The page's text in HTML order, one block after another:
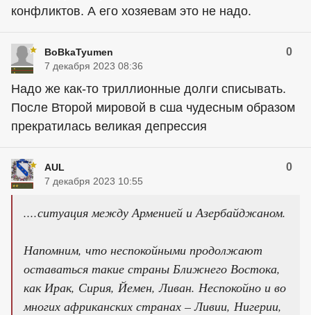
конфликтов. А его хозяевам это не надо.
BoBkaTyumen 0
7 декабря 2023 08:36
Надо же как-то триллионные долги списывать.
После Второй мировой в сша чудесным образом
прекратилась великая депрессия
AUL 0
7 декабря 2023 10:55
....ситуация между Арменией и Азербайджаном.
Напомним, что неспокойными продолжают
оставаться такие страны Ближнего Востока,
как Ирак, Сирия, Йемен, Ливан. Неспокойно и во
многих африканских странах – Ливии, Нигерии,